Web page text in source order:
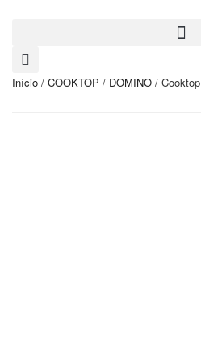
Início / COOKTOP / DOMINO /